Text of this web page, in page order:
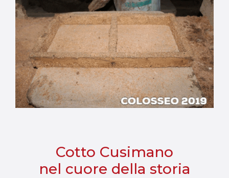
Cotto Cusimano
nel cuore della storia